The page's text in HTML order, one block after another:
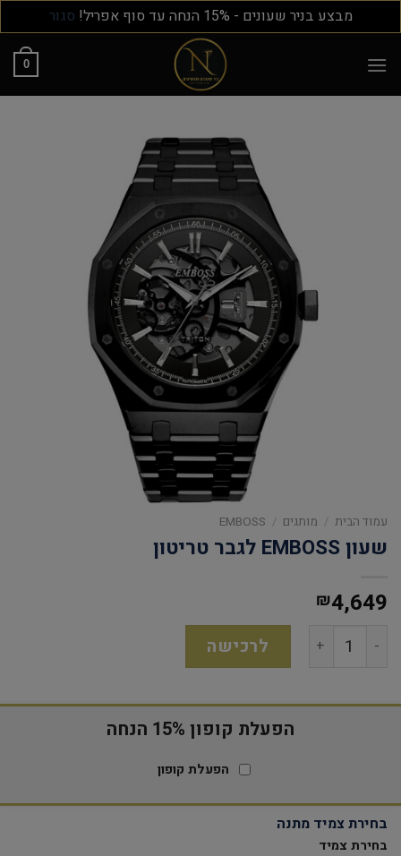
מבצע בניר שעונים - 15% הנחה עד סוף אפריל! סגור
0
עמוד הבית / מותגים /
EMBOSS
שעון EMBOSS לגבר טריטון
₪4,649
לרכישה
הפעלת קופון 15% הנחה
הפעלת קופון
בחירת צמיד מתנה
בחירת צמיד